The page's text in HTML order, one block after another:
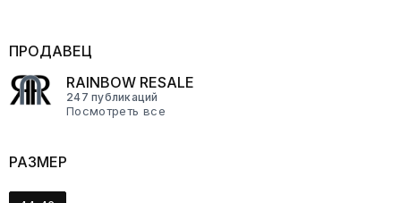
ПРОДАВЕЦ
RAINBOW RESALE
247 публикаций
Посмотреть все
РАЗМЕР